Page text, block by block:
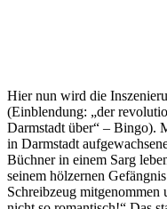
Hier nun wird die
(Einblendung: „der
Darmstadt über“ – Bingo).
in Darmstadt
Büchner in einem Sarg
seinem hölzernen
Schreibzeug